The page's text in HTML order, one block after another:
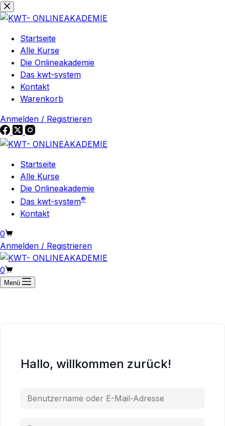
Zum
Inhalt
Zum
Inhalt
Startseite
Alle Kurse
Die Onlineakademie
Das kwt-system
Kontakt
Warenkorb
Anmelden / Registrieren
Startseite
Alle Kurse
Die Onlineakademie
Das kwt-system®
Kontakt
Warenkorb
0
Anmelden / Registrieren
Warenkorb
0
Menü
Hallo, willkommen zurück!